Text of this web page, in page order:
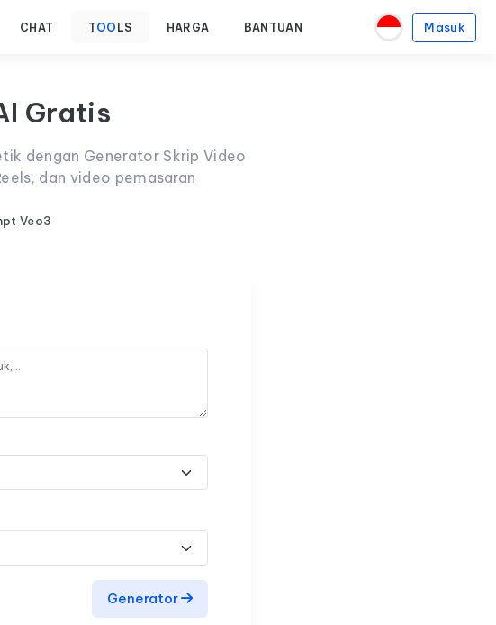
CHAT TOO LS HARGA BANTUAN Masuk
Gratis
dengan Generator Skrip Video
dan video pemasaran
Veo3
Generator